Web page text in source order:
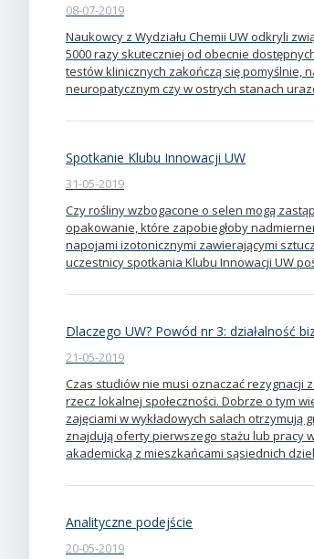
08-07-2019
Naukowcy z Wydziału Chemii UW odkryli
5000 razy skuteczniej od obecnie
testów klinicznych zakończą się pomyślnie,
neuropatycznym czy w ostrych stanach
Spotkanie Klubu Innowacji UW
31-05-2019
Czy rośliny wzbogacone o selen mogą
opakowanie, które zapobiegłoby
napojami izotonicznymi zawierającymi
uczestnicy spotkania Klubu Innowacji UW
Dlaczego UW? Powód nr 3: działalność
21-05-2019
Czas studiów nie musi oznaczać rezygnacji
rzecz lokalnej społeczności. Dobrze o tym
zajęciami w wykładowych salach
znajdują oferty pierwszego stażu lub pracy
akademicką z mieszkańcami sąsiednich
Analityczne podejście
20-05-2019